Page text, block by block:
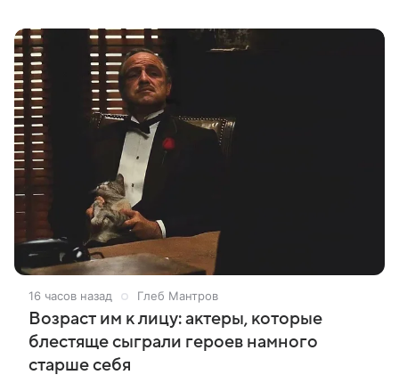
16 часов назад Глеб Мантров
Возраст им к лицу: актеры, которые
блестяще сыграли героев намного
старше себя